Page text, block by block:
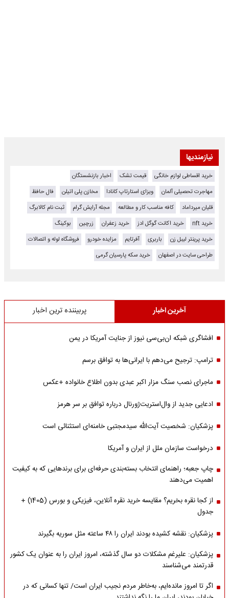
نیازمندیها
خرید اقساطی لوازم خانگی قیمت تشک
اخبار بازنشستگان
مهاجرت تحصیلی آلمان
ویزای استارتاپ کانادا مخازن پلی اتیلن
فال حافظ
قلیان میرداماد
کافه مناسب کار و مطالعه مجله آرایش گرام
ثبت نام کالابرگ
خرید nft
خرید اکانت گوگل ادز خرید زعفران زرچین
بوکینگ
خرید پرینتر لیبل زن
باربری آفرتایم مزایده خودرو
فروشگاه لوله و اتصالات
طراحی سایت در اصفهان
خرید سکه پارسیان گرمی
آخرین اخبار پربیننده ترین اخبار
افشاگری شبکه ان‌بی‌سی نیوز از جنایت آمریکا در یمن
ترامپ: ترجیح می‌دهم با ایرانی‌‌ها به توافق برسم
ماجرای نصب سنگ مزار اکبر عبدی بدون اطلاع خانواده +عکس
ادعایی جدید از وال‌استریت‌ژورنال درباره توافق بر سر هرمز
پزشکیان: شخصیت آیت‌الله سیدمجتبی خامنه‌ای استثنائی است
درخواست سازمان ملل از ایران و آمریکا
چاپ جعبه؛ راهنمای انتخاب بسته‌بندی حرفه‌ای برای برندهایی که به کیفیت
اهمیت می‌دهند
از کجا نقره بخریم؟ مقایسه خرید نقره آنلاین، فیزیکی و بورس (1405) +
جدول
پزشکیان: نقشه کشیده بودند ایران را ۴۸ ساعته مثل سوریه بگیرند
پزشکیان: علیرغم مشکلات دو سال گذشته، امروز ایران را به عنوان یک کشور
قدرتمند می‌شناسند
اگر تا امروز مانده‌ایم، به‌خاطر مردم نجیب ایران است/ تنها کسانی که در